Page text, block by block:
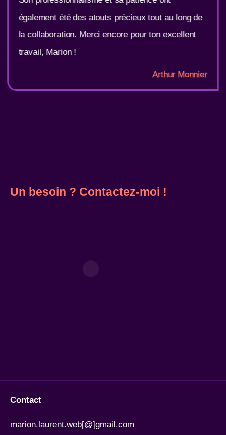
également été des atouts précieux tout au long de
la collaboration. Merci encore pour ton excellent
travail, Marion !
Arthur Monnier
Un besoin ? Contactez-moi !
Contact
marion.laurent.web[@]gmail.com